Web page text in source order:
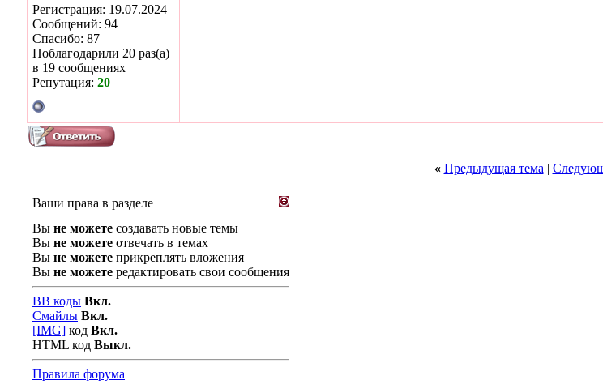
Регистрация: 19.07.2024
Сообщений: 94
Спасибо: 87
Поблагодарили 20 раз(а)
в 19 сообщениях
Репутация: 20
« Предыдущая тема |
Ваши права в разделе
Вы не можете создавать новые темы
Вы не можете отвечать в темах
Вы не можете прикреплять вложения
Вы не можете редактировать свои сообщения
BB коды Вкл.
Смайлы Вкл.
[IMG] код Вкл.
HTML код Выкл.
Правила форума